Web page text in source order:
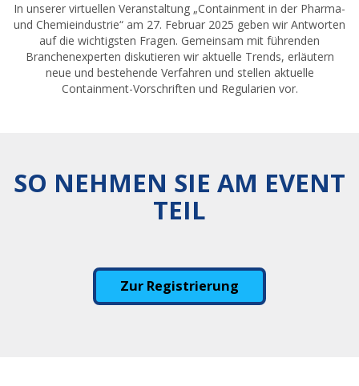
In unserer virtuellen Veranstaltung „Containment in der Pharma-
und Chemieindustrie“ am 27. Februar 2025 geben wir Antworten
auf die wichtigsten Fragen. Gemeinsam mit führenden
Branchenexperten diskutieren wir aktuelle Trends, erläutern
neue und bestehende Verfahren und stellen aktuelle
Containment-Vorschriften und Regularien vor.
SO NEHMEN SIE AM EVENT
TEIL
Zur Registrierung